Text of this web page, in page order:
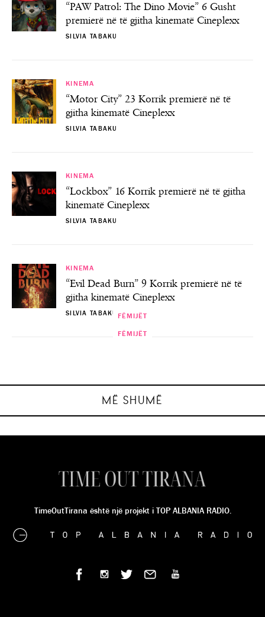
“PAW Patrol: The Dino Movie” 6 Gusht
premierë në të gjitha kinematë Cineplexx
SILVIA TABAKU
KINEMA
“Motor City” 23 Korrik premierë në të
gjitha kinematë Cineplexx
SILVIA TABAKU
KINEMA
“Lockbox” 16 Korrik premierë në të gjitha
kinematë Cineplexx
SILVIA TABAKU
KINEMA
“Evil Dead Burn” 9 Korrik premierë në të
gjitha kinematë Cineplexx
SILVIA TABAKU
MË SHUMË
FËMIJËT
FËMIJËT
FËMIJËT
FËMIJËT
TimeOutTirana është një projekt i TOP ALBANIA RADIO.